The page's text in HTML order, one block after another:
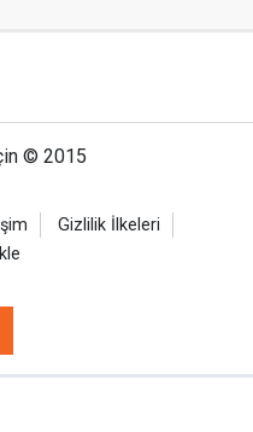
© 2015
Gizlilik İlkeleri